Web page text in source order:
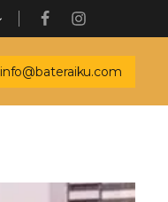
info@bateraiku.com